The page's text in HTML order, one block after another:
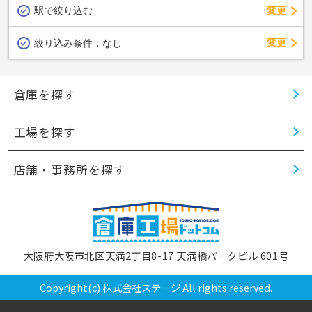
駅で絞り込む 変更
絞り込み条件： なし 変更
倉庫を探す
工場を探す
店舗・事務所を探す
大阪府大阪市北区天満2丁目8-17 天満橋パークビル 601号
Copyright(c) 株式会社ステージ All rights reserved.